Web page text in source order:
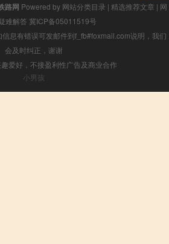
路网 Powered by 网站分类目录 | 精选推荐文章 | 网
难解答 冀ICP备05011519号
息有错误可发邮件到f_fb#foxmail.com说明，我们
会及时纠正，谢谢
爱好，不接盈利性广告及商业合作
小男孩